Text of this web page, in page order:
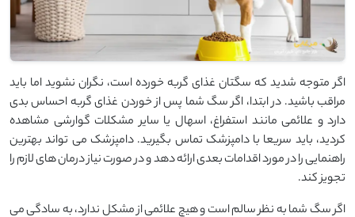
اگر متوجه شدید که سگتان غذای گربه خورده است، نگران نشوید اما باید
مراقب باشید. در ابتدا، اگر سگ شما پس از خوردن غذای گربه احساس بدی
دارد و علائمی مانند استفراغ، اسهال یا سایر مشکلات گوارشی مشاهده
کردید، باید سریعا با دامپزشک تماس بگیرید. دامپزشک می‌ تواند بهترین
راهنمایی را در مورد اقدامات بعدی ارائه دهد و در صورت نیاز درمان‌ های لازم را
تجویز کند.
اگر سگ شما به نظر سالم است و هیچ علائمی از مشکل ندارد، به سادگی می‌